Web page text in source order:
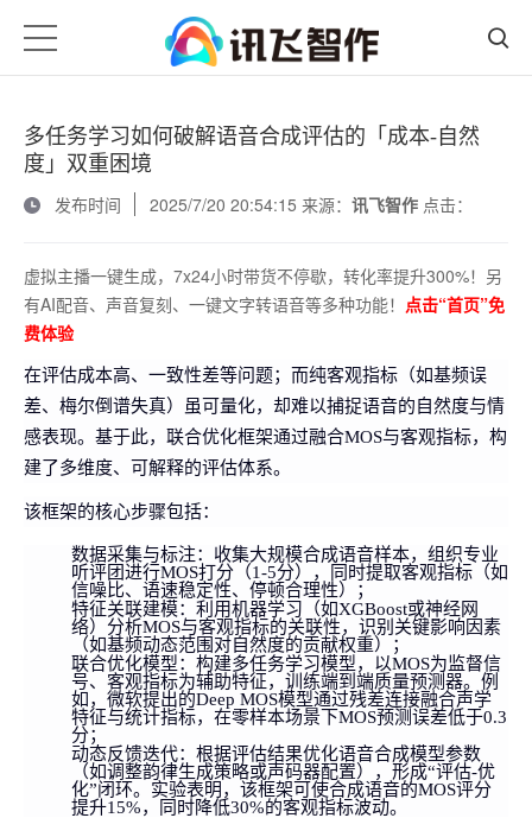
多任务学习如何破解语音合成评估的「成本-自然
度」双重困境
发布时间
2025/7/20 20:54:15 来源： 讯飞智作 点击：
虚拟主播一键生成，7x24小时带货不停歇，转化率提升300%！另
有AI配音、声音复刻、一键文字转语音等多种功能！ 点击“首页”免
费体验
在评估成本高、一致性差等问题；而纯客观指标（如基频误
差、梅尔倒谱失真）虽可量化，却难以捕捉语音的自然度与情
感表现。基于此，联合优化框架通过融合MOS与客观指标，构
建了多维度、可解释的评估体系。
该框架的核心步骤包括：
数据采集与标注：收集大规模合成语音样本，组织专业
听评团进行MOS打分（1-5分），同时提取客观指标（如
信噪比、语速稳定性、停顿合理性）；
特征关联建模：利用机器学习（如XGBoost或神经网
络）分析MOS与客观指标的关联性，识别关键影响因素
（如基频动态范围对自然度的贡献权重）；
联合优化模型：构建多任务学习模型，以MOS为监督信
号、客观指标为辅助特征，训练端到端质量预测器。例
如，微软提出的Deep MOS模型通过残差连接融合声学
特征与统计指标，在零样本场景下MOS预测误差低于0.3
分；
动态反馈迭代：根据评估结果优化语音合成模型参数
（如调整韵律生成策略或声码器配置），形成“评估-优
化”闭环。实验表明，该框架可使合成语音的MOS评分
提升15%，同时降低30%的客观指标波动。